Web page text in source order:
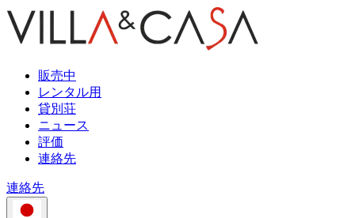
販売中
レンタル用
貸別荘
ニュース
評価
連絡先
連絡先